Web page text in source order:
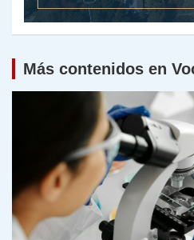
Más contenidos en